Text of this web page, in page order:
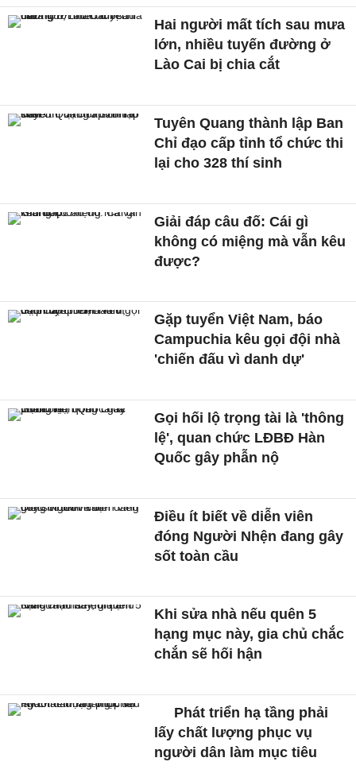
Hai người mất tích sau mưa
lớn, nhiều tuyến đường ở
Lào Cai bị chia cắt
Tuyên Quang thành lập Ban
Chỉ đạo cấp tỉnh tổ chức thi
lại cho 328 thí sinh
Giải đáp câu đố: Cái gì
không có miệng mà vẫn kêu
được?
Gặp tuyển Việt Nam, báo
Campuchia kêu gọi đội nhà
'chiến đấu vì danh dự'
Gọi hối lộ trọng tài là 'thông
lệ', quan chức LĐBĐ Hàn
Quốc gây phẫn nộ
Điều ít biết về diễn viên
đóng Người Nhện đang gây
sốt toàn cầu
Khi sửa nhà nếu quên 5
hạng mục này, gia chủ chắc
chắn sẽ hối hận
Phát triển hạ tầng phải
lấy chất lượng phục vụ
người dân làm mục tiêu